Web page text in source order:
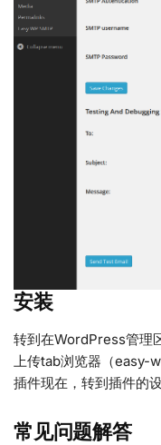
安装
转到在WordPress管理
上传tab浏览器（easy-
插件现在，转到插件的
常见问题解答